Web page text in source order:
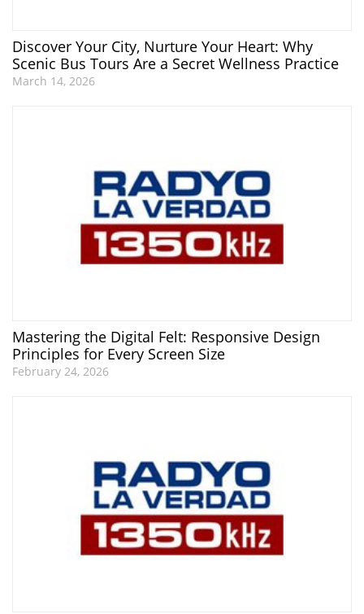
Discover Your City, Nurture Your Heart: Why
Scenic Bus Tours Are a Secret Wellness Practice
March 14, 2026
Mastering the Digital Felt: Responsive Design
Principles for Every Screen Size
February 24, 2026